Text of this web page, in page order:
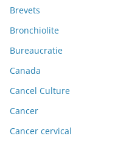
Brevets
Bronchiolite
Bureaucratie
Canada
Cancel Culture
Cancer
Cancer cervical